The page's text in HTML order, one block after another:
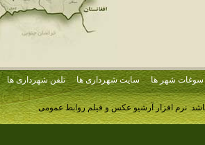
سوغات شهر ها سایت شهرداری ها تلفن شهرداری ها
نرم افزار آرشیو عکس و فیلم روابط عمومی